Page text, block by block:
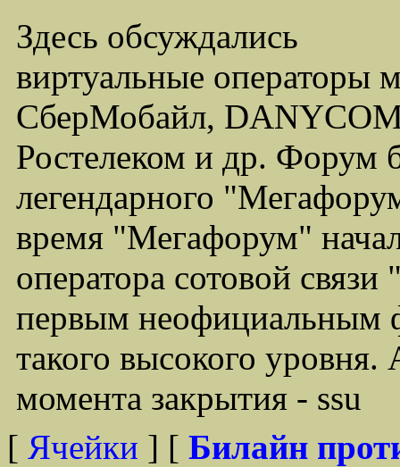
Здесь обсуждались
виртуальные операторы
СберМобайл,
Ростелеком и др. Форум
легендарного
время "Мегафорум"
оператора сотовой
первым неофициальным
такого высокого
момента закрытия - ssu
[ Ячейки ] [ Билайн